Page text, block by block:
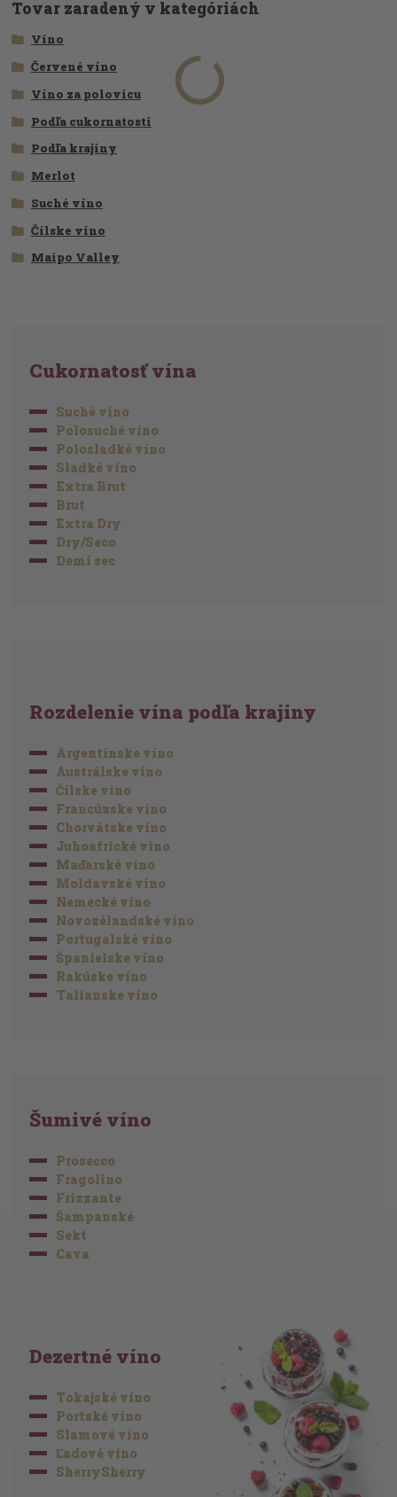
Tovar zaradený v kategóriách
Víno
Červené víno
Víno za polovicu
Podľa cukornatosti
Podľa krajiny
Merlot
Suché víno
Čílske víno
Maipo Valley
Cukornatosť vína
Suché víno
Polosuché víno
Polosladké víno
Sladké víno
Extra Brut
Brut
Extra Dry
Dry/Seco
Demi sec
Rozdelenie vína podľa krajiny
Argentínske víno
Austrálske víno
Čílske víno
Francúzske víno
Chorvátske víno
Juhoafrické víno
Maďarské víno
Moldavské víno
Nemecké víno
Novozélandské víno
Portugalské víno
Španielske víno
Rakúske víno
Talianske víno
Šumivé víno
Prosecco
Fragolino
Frizzante
Šampanské
Sekt
Cava
Dezertné víno
Tokajské víno
Portské víno
Slamové víno
Ľadové víno
SherrySherry